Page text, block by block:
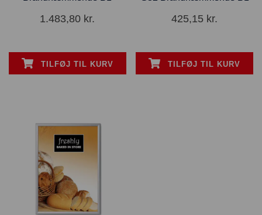
1.483,80 kr.
TILFØJ TIL KURV
425,15 kr.
TILFØJ TIL KURV